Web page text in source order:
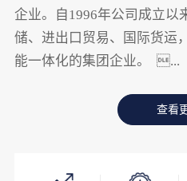
企业。自1996年公司成立以
储、进出口贸易、国际货运
能一体化的集团企业。 ...
查看